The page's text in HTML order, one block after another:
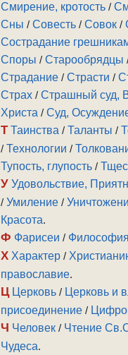
Смирение, кротость /
Сны /Совесть /Совок /
Сострадание
Споры /Старообрядцы
Страдание /Страсти /
Страх /Страшный суд,
Христа /Суд,
Т Таинства /Таланты /
/Технологии /
Тупость, глупость /
У Удовольствие,
/Умиление /
Красота.
Ф Фарисеи / Философия
Х Характер /
православие.
Ц Церковь / Церковь и
присоединение /
Ч Человек / Чтение
Чудеса.